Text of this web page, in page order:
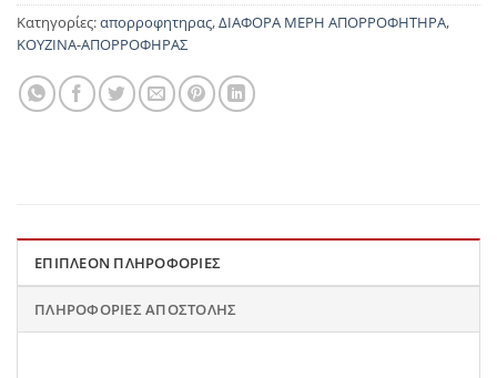
Κατηγορίες:απορροφητηρας,ΔΙΑΦΟΡΑ ΜΕΡΗ ΑΠΟΡΡΟΦΗΤΗΡΑ,
ΚΟΥΖΙΝΑ-ΑΠΟΡΡΟΦΗΡΑΣ
ΕΠΙΠΛΈΟΝ ΠΛΗΡΟΦΟΡΊΕΣ
ΠΛΗΡΟΦΟΡΊΕΣ ΑΠΟΣΤΟΛΉΣ